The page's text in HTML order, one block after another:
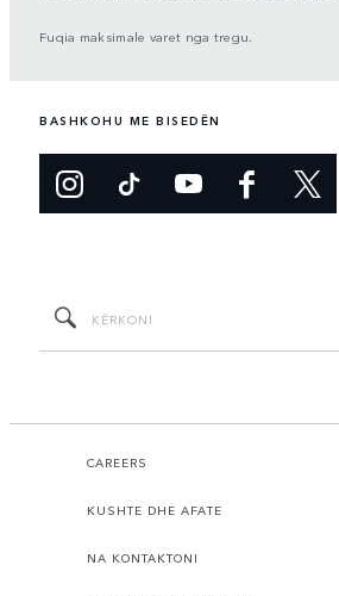
Fuqia maksimale varet nga tregu.
BASHKOHU ME BISEDËN
CAREERS
KUSHTE DHE AFATE
NA KONTAKTONI